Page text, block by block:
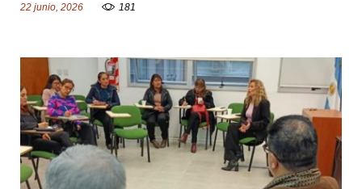
22 junio, 2026 181